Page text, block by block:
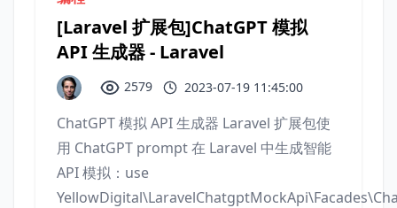
[Laravel 扩展包]ChatGPT 模拟
API 生成器 - Laravel
2579 2023-07-19 11:45:00
ChatGPT 模拟 API 生成器 Laravel 扩展包使
用 ChatGPT prompt 在 Laravel 中生成智能
API 模拟：use